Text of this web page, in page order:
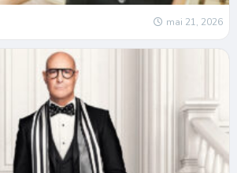
mai 21, 2026